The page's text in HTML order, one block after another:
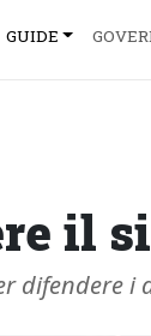
GUIDE
il
difendere i